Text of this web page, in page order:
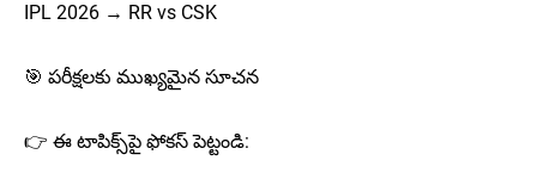
IPL 2026 → RR vs CSK
🎯 పరీక్షలకు ముఖ్యమైన సూచన
👉 ఈ టాపిక్స్‌పై ఫోకస్ పెట్టండి: